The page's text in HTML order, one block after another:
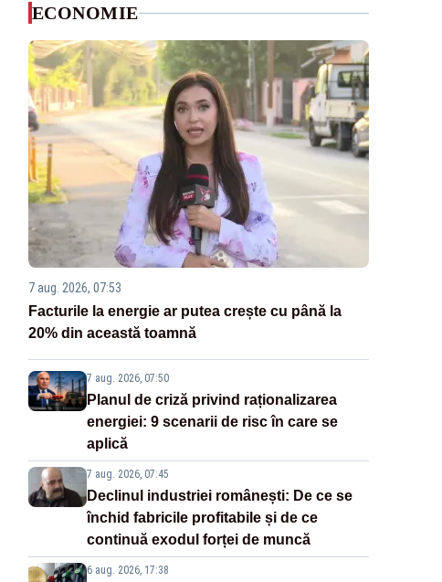
ECONOMIE
7 aug. 2026, 07:53
Facturile la energie ar putea crește cu până la
20% din această toamnă
7 aug. 2026, 07:50
Planul de criză privind raționalizarea
energiei: 9 scenarii de risc în care se
aplică
7 aug. 2026, 07:45
Declinul industriei românești: De ce se
închid fabricile profitabile și de ce
continuă exodul forței de muncă
6 aug. 2026, 17:38